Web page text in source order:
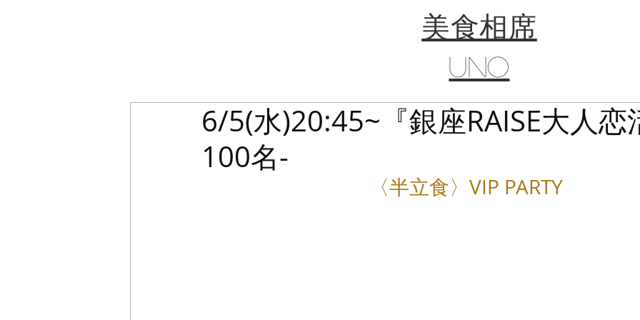
​美食相席
UNO
6/5(水)20:45~『銀座RAISE大人恋
100名-
〈半立食〉VIP PARTY